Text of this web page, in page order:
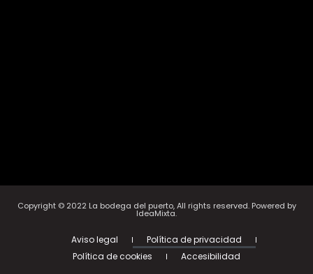
Copyright © 2022 La bodega del puerto, All rights reserved. Powered by
IdeaMixta.
Aviso legal
Política de privacidad
Política de cookies
Accesibilidad